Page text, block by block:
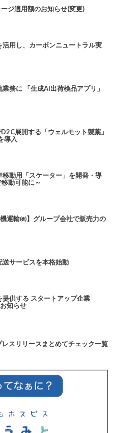
ジ適用額のお知らせ(変更)
用し、カーボンニュートラル実
務に 「生成AI出荷検品アプリ」
展開する「ウェルモット製薬」
導入
動用「スケーター」を開発・導
動可能に～
運輸㈱】グループ会社で販売力の
サービスを本格始動
供する スタートアップ企業
知らせ
レスリリースまとめてチェック一覧